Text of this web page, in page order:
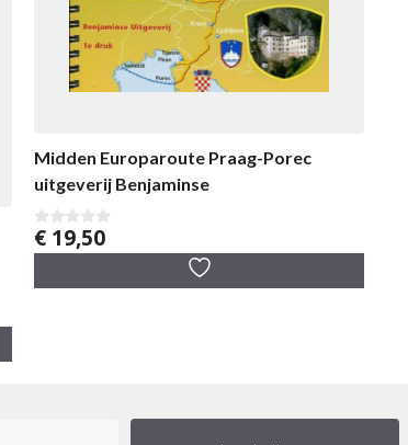
Midden Europaroute Praag-Porec
uitgeverij Benjaminse
0
v
€ 19,50